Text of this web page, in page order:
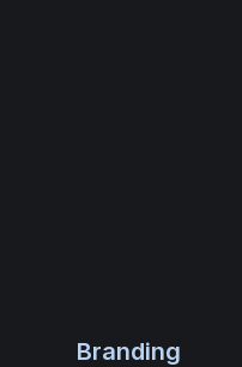
Branding